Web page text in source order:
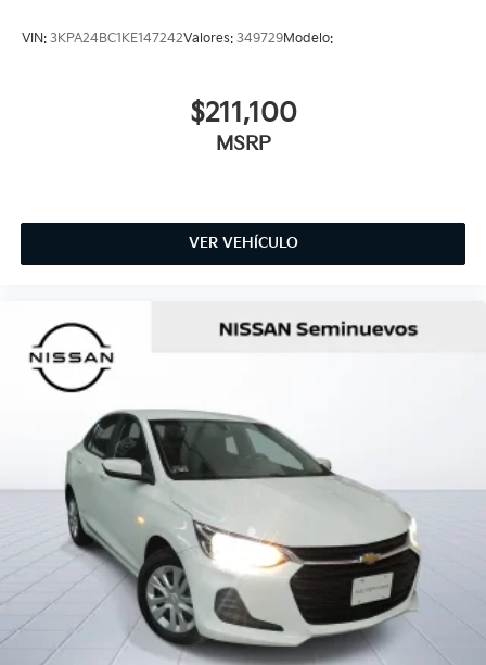
VIN: 3KPA24BC1KE147242Valores: 349729Modelo:
$211,100
MSRP
VER VEHÍCULO